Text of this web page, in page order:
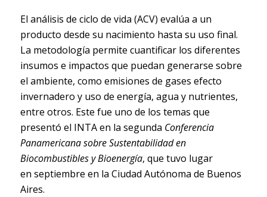
El análisis de ciclo de vida (ACV) evalúa a un
producto desde su nacimiento hasta su uso final.
La metodología permite cuantificar los diferentes
insumos e impactos que puedan generarse sobre
el ambiente, como emisiones de gases efecto
invernadero y uso de energía, agua y nutrientes,
entre otros. Este fue uno de los temas que
presentó el INTA en la segunda Conferencia
Panamericana sobre Sustentabilidad en
Biocombustibles y Bioenergía, que tuvo lugar
en septiembre en la Ciudad Autónoma de Buenos
Aires.